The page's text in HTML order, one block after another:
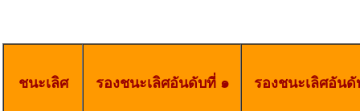
ชนะเลิศ รองชนะเลิศอันดับที่ ๑ รองชนะเลิศอัน